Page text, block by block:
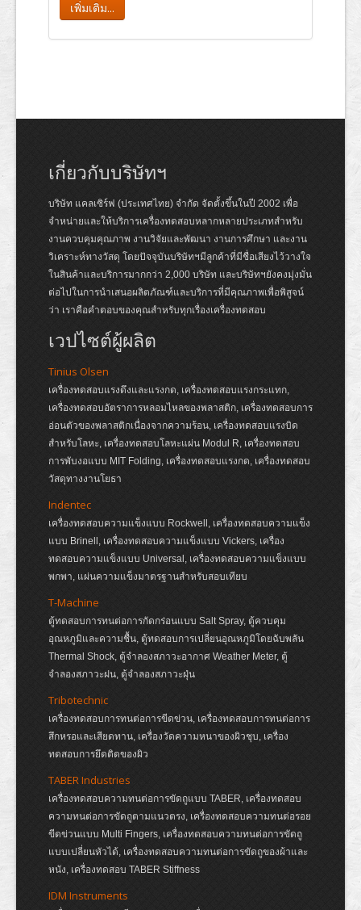
เพิ่มเติม...
เกี่ยวกับบริษัทฯ
บริษัท แคลเซิร์ฟ (ประเทศไทย) จำกัด จัดตั้งขึ้นในปี 2002 เพื่อ
จำหน่ายและให้บริการเครื่องทดสอบหลากหลายประเภทสำหรับ
งานควบคุมคุณภาพ งานวิจัยและพัฒนา งานการศึกษา และงาน
วิเคราะห์ทางวัสดุ โดยปัจจุบันบริษัทฯมีลูกค้าที่มีชื่อเสียงไว้วางใจ
ในสินค้าและบริการมากกว่า 2,000 บริษัท และบริษัทฯยังคงมุ่งมั่น
ต่อไปในการนำเสนอผลิตภัณฑ์และบริการที่มีคุณภาพเพื่อพิสูจน์
ว่า เราคือคำตอบของคุณสำหรับทุกเรื่องเครื่องทดสอบ
เวปไซต์ผู้ผลิต
Tinius Olsen
เครื่องทดสอบแรงดึงและแรงกด, เครื่องทดสอบแรงกระแทก,
เครื่องทดสอบอัตราการหลอมไหลของพลาสติก, เครื่องทดสอบการ
อ่อนตัวของพลาสติกเนื่องจากความร้อน, เครื่องทดสอบแรงบิด
สำหรับโลหะ, เครื่องทดสอบโลหะแผ่น Modul R, เครื่องทดสอบ
การพับงอแบบ MIT Folding, เครื่องทดสอบแรงกด, เครื่องทดสอบ
วัสดุทางงานโยธา
Indentec
เครื่องทดสอบความแข็งแบบ Rockwell, เครื่องทดสอบความแข็ง
แบบ Brinell, เครื่องทดสอบความแข็งแบบ Vickers, เครื่อง
ทดสอบความแข็งแบบ Universal, เครื่องทดสอบความแข็งแบบ
พกพา, แผ่นความแข็งมาตรฐานสำหรับสอบเทียบ
T-Machine
ตู้ทดสอบการทนต่อการกัดกร่อนแบบ Salt Spray, ตู้ควบคุม
อุณหภูมิและความชื้น, ตู้ทดสอบการเปลี่ยนอุณหภูมิโดยฉับพลัน
Thermal Shock, ตู้จำลองสภาวะอากาศ Weather Meter, ตู้
จำลองสภาวะฝน, ตู้จำลองสภาวะฝุ่น
Tribotechnic
เครื่องทดสอบการทนต่อการขีดข่วน, เครื่องทดสอบการทนต่อการ
สึกหรอและเสียดทาน, เครื่องวัดความหนาของผิวชุบ, เครื่อง
ทดสอบการยึดติดของผิว
TABER Industries
เครื่องทดสอบความทนต่อการขัดถูแบบ TABER, เครื่องทดสอบ
ความทนต่อการขัดถูตามแนวตรง, เครื่องทดสอบความทนต่อรอย
ขีดข่วนแบบ Multi Fingers, เครื่องทดสอบความทนต่อการขัดถู
แบบเปลี่ยนหัวได้, เครื่องทดสอบความทนต่อการขัดถูของผ้าและ
หนัง, เครื่องทดสอบ TABER Stiffness
IDM Instruments